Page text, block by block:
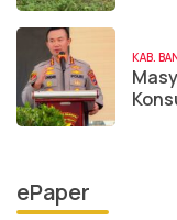
KAB.
ePaper